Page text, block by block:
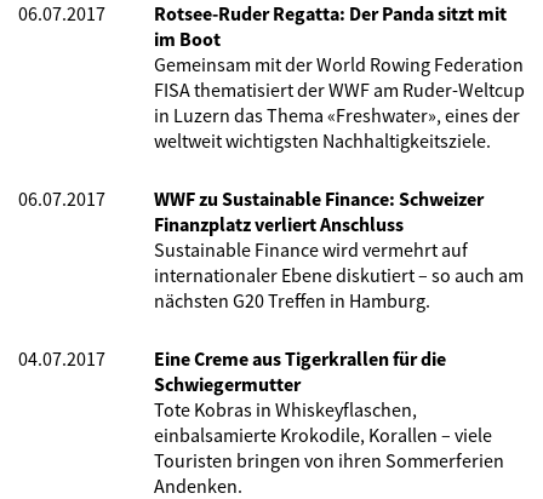
06.07.2017
Rotsee-Ruder Regatta: Der Panda sitzt mit
im Boot
Gemeinsam mit der World Rowing Federation
FISA thematisiert der WWF am Ruder-Weltcup
in Luzern das Thema «Freshwater», eines der
weltweit wichtigsten Nachhaltigkeitsziele.
06.07.2017
WWF zu Sustainable Finance: Schweizer
Finanzplatz verliert Anschluss
Sustainable Finance wird vermehrt auf
internationaler Ebene diskutiert – so auch am
nächsten G20 Treffen in Hamburg.
04.07.2017
Eine Creme aus Tigerkrallen für die
Schwiegermutter
Tote Kobras in Whiskeyflaschen,
einbalsamierte Krokodile, Korallen – viele
Touristen bringen von ihren Sommerferien
Andenken.